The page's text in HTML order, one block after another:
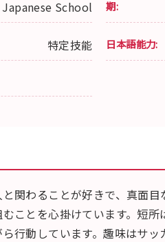
School 期:
特定技能 日本語能力:
関わることが好きで、真面
ことを心掛けています。短
行動しています。趣味はサ